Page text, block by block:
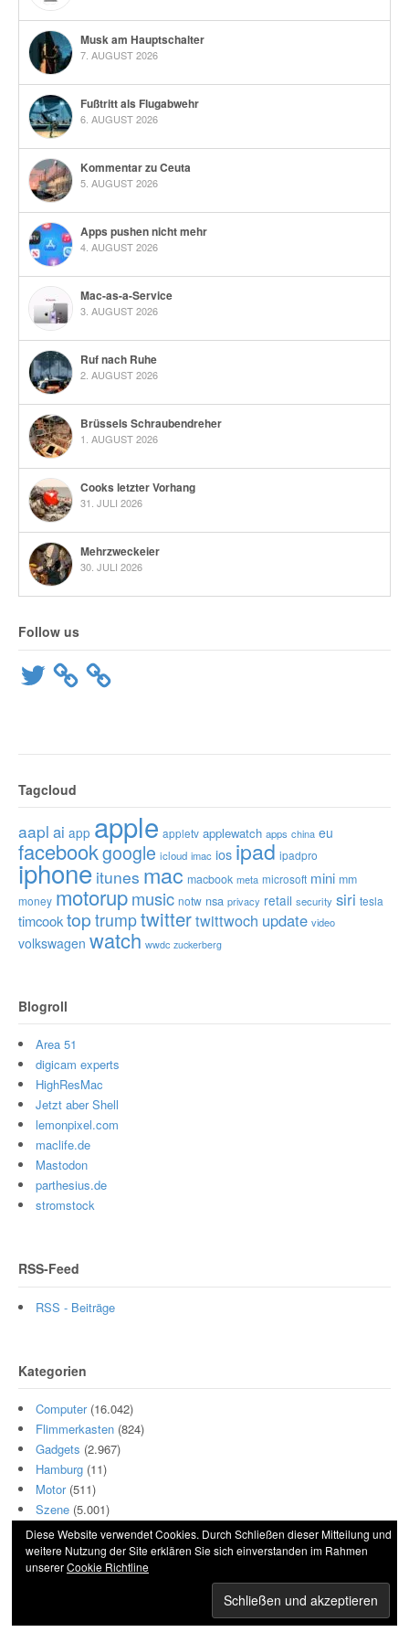
Musk am Hauptschalter
7. AUGUST 2026
Fußtritt als Flugabwehr
6. AUGUST 2026
Kommentar zu Ceuta
5. AUGUST 2026
Apps pushen nicht mehr
4. AUGUST 2026
Mac-as-a-Service
3. AUGUST 2026
Ruf nach Ruhe
2. AUGUST 2026
Brüssels Schraubendreher
1. AUGUST 2026
Cooks letzter Vorhang
31. JULI 2026
Mehrzweckeier
30. JULI 2026
Follow us
Twitter
Tagcloud
aapl ai app apple appletv applewatch apps china eu
facebookgoogle icloud imac ios ipad ipadpro
iphone itunes mac macbook meta microsoft mini mm
money motorupmusic notw nsa privacy retail security siri tesla
timcooktop trumptwittertwittwoch update video
volkswagen watch wwdc zuckerberg
Blogroll
Area 51
digicam experts
HighResMac
Jetzt aber Shell
lemonpixel.com
maclife.de
Mastodon
parthesius.de
stromstock
RSS-Feed
RSS - Beiträge
Kategorien
Computer(16.042)
Flimmerkasten (824)
Gadgets (2.967)
Hamburg (11)
Motor(511)
Szene (5.001)
© 2026 Hightech und Blech. All Rights Reserved.
Diese Website verwendet Cookies. Durch Schließen dieser Mitteilung und
weitere Nutzung der Site erklären Sie sich einverstanden im Rahmen
unsererCookie Richtline